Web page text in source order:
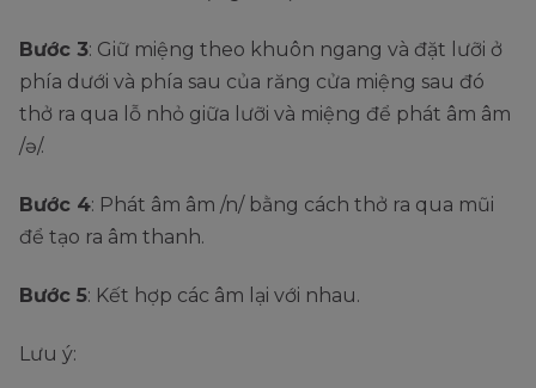
Bước 3: Giữ miệng theo khuôn ngang và đặt lưỡi ở
phía dưới và phía sau của răng cửa miệng sau đó
thở ra qua lỗ nhỏ giữa lưỡi và miệng để phát âm âm
/ə/.
Bước 4: Phát âm âm /n/ bằng cách thở ra qua mũi
để tạo ra âm thanh.
Bước 5: Kết hợp các âm lại với nhau.
Lưu ý: